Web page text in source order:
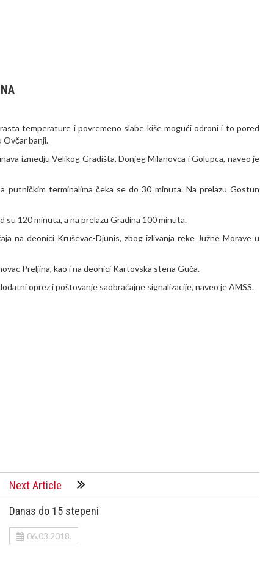
temperature i povremeno slabe kiše mogući odroni i to pored
Ovčar banji.
izmedju Velikog Gradišta, Donjeg Milanovca i Golupca, naveo je
putničkim terminalima čeka se do 30 minuta. Na prelazu Gostun
su 120 minuta, a na prelazu Gradina 100 minuta.
na deonici Kruševac-Djunis, zbog izlivanja reke Južne Morave u
Preljina, kao i na deonici Kartovska stena Guča.
oprez i poštovanje saobraćajne signalizacije, naveo je AMSS.
Next Article
Danas do 15 stepeni
06.03.2018.